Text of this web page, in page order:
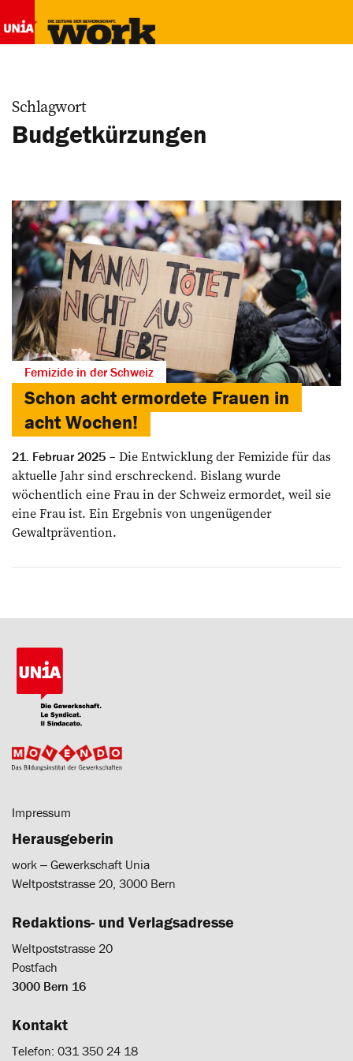
Schlagwort
Budgetkürzungen
Femizide in der Schweiz
Schon acht ermordete Frauen in
acht Wochen!
21. Februar 2025
Die Entwicklung der Femizide für das
aktuelle Jahr sind erschreckend. Bislang wurde
wöchentlich eine Frau in der Schweiz ermordet, weil sie
eine Frau ist. Ein Ergebnis von ungenügender
Gewaltprävention.
Impressum
Herausgeberin
work ‒ Gewerkschaft Unia
Weltpoststrasse 20, 3000 Bern
Redaktions- und Verlagsadresse
Weltpoststrasse 20
Postfach
3000 Bern 16
Kontakt
Telefon: 031 350 24 18